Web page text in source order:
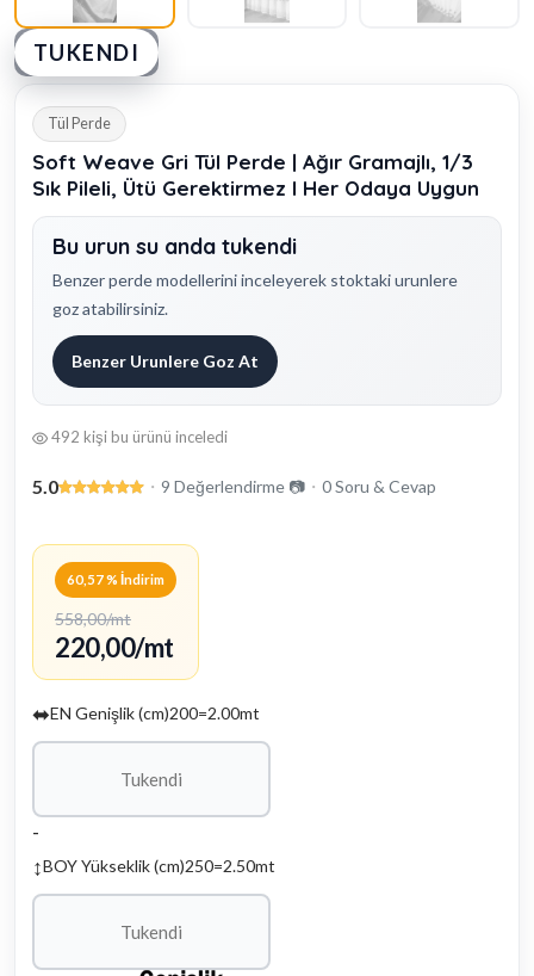
TUKENDI
Tül Perde
Soft Weave Gri Tül Perde | Ağır Gramajlı, 1/3
Sık Pileli, Ütü Gerektirmez l Her Odaya Uygun
Bu urun su anda tukendi
Benzer perde modellerini inceleyerek stoktaki urunlere
goz atabilirsiniz.
Benzer Urunlere Goz At
492 kişi bu ürünü inceledi
5.0 ・ 9 Değerlendirme 📷 ・ 0 Soru & Cevap
60,57 % İndirim
558,00/mt
220,00/mt
EN Genişlik (cm)200=2.00mt
BOY Yükseklik (cm)250=2.50mt